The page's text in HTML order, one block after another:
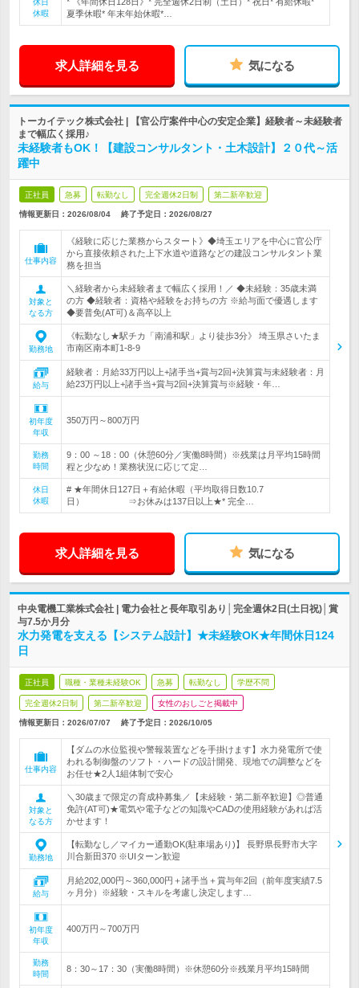
休日
休暇
夏季休暇* 年末年始休暇*…
求人詳細を見る 気になる
トーカイテック株式会社 | 【官公庁案件中心の安定企業】経験者～未経験者
まで幅広く採用♪
未経験者もOK！【建設コンサルタント・土木設計】２０代～活
躍中
正社員 急募 転勤なし 完全週休2日制 第二新卒歓迎
情報更新日：2026/08/04 終了予定日： 2026/08/27
仕事内容
《経験に応じた業務からスタート》◆埼玉エリアを中心に官公庁
から直接依頼された上下水道や道路などの建設コンサルタント業
務を担当
対象と
なる方
＼経験者から未経験者まで幅広く採用！／ ◆未経験：35歳未満
の方 ◆経験者：資格や経験をお持ちの方 ※給与面で優遇します
◆要普免(AT可)＆高卒以上
勤務地
《転勤なし★駅チカ「南浦和駅」より徒歩3分》 埼玉県さいたま
市南区南本町1-8-9
給与
経験者：月給33万円以上+諸手当+賞与2回+決算賞与未経験者：月
給23万円以上+諸手当+賞与2回+決算賞与※経験・年…
初年度
年収
350万円～800万円
勤務
時間
9：00 ～18：00（休憩60分／実働8時間）※残業は月平均15時間
程と少なめ！業務状況に応じて定…
休日
休暇
# ★年間休日127日＋有給休暇（平均取得日数10.7
日） ⇒お休みは137日以上★* 完全…
求人詳細を見る 気になる
中央電機工業株式会社 | 電力会社と長年取引あり│完全週休2日(土日祝)│賞
与7.5か月分
水力発電を支える【システム設計】★未経験OK★年間休日124
日
正社員 職種・業種未経験OK 急募 転勤なし 学歴不問
完全週休2日制 第二新卒歓迎 女性のおしごと掲載中
情報更新日：2026/07/07 終了予定日： 2026/10/05
仕事内容
【ダムの水位監視や警報装置などを手掛けます】水力発電所で使
われる制御盤のソフト・ハードの設計開発、現地での調整などを
お任せ★2人1組体制で安心
対象と
なる方
＼30歳まで限定の育成枠募集／【未経験・第二新卒歓迎】◎普通
免許(AT可)★電気や電子などの知識やCADの使用経験があれば活
かせます！
勤務地
【転勤なし／マイカー通勤OK(駐車場あり)】 長野県長野市大字
川合新田370 ※UIターン歓迎
給与
月給202,000円～360,000円＋諸手当＋賞与年2回（前年度実績7.5
ヶ月分）※経験・スキルを考慮し決定します…
初年度
年収
400万円～700万円
勤務
時間
8：30～17：30（実働8時間）※休憩60分※残業月平均15時間